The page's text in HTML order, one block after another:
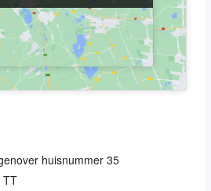
huisnummer 35
TT